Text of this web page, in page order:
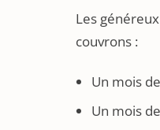
Les
couvrons :
Un mois
Un mois